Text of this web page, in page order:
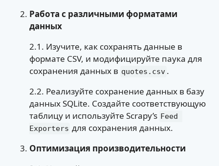
Работа с различными форматами
данных
2.1. Изучите, как сохранять данные в
формате CSV, и модифицируйте паука для
сохранения данных в quotes.csv .
2.2. Реализуйте сохранение данных в базу
данных SQLite. Создайте соответствующую
таблицу и используйте Scrapy’s Feed
Exporters для сохранения данных.
Оптимизация производительности